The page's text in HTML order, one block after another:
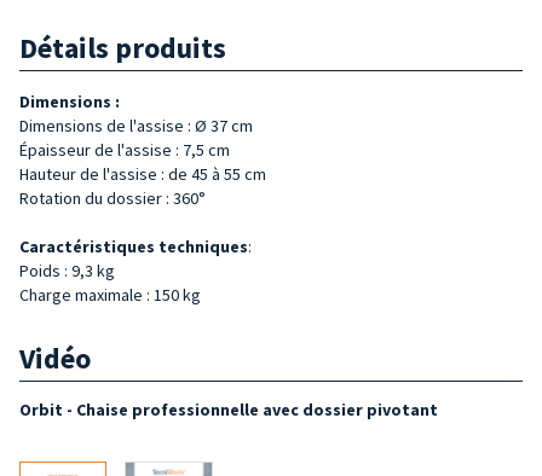
Détails produits
Dimensions :
Dimensions de l'assise : Ø 37 cm
Épaisseur de l'assise : 7,5 cm
Hauteur de l'assise : de 45 à 55 cm
Rotation du dossier : 360°
Caractéristiques techniques:
Poids : 9,3 kg
Charge maximale : 150 kg
Vidéo
Orbit - Chaise professionnelle avec dossier pivotant